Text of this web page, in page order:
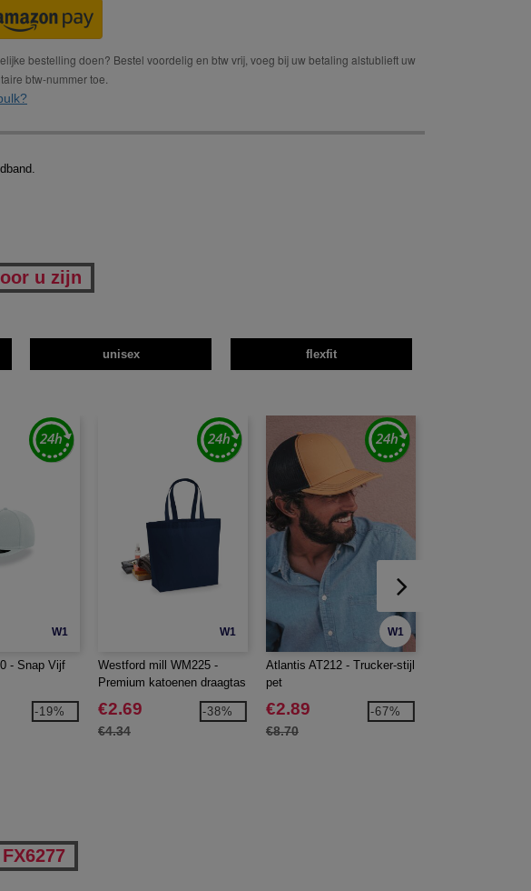
bestelling doen? Bestel voordelig en btw vrij, voeg bij uw betaling alstublieft uw
btw-nummer toe.
u zijn
unisex flexfit
W1
- Snap Vijf
-19%
W1
Westford mill WM225 -
Premium katoenen draagtas
€2.69
€4.34
-38%
W1
Atlantis AT212 - Trucker-stijl
pet
€2.89
€8.70
-67%